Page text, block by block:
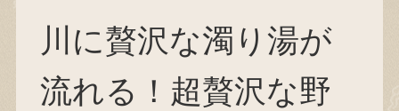
川に贅沢な濁り湯が
流れる！超贅沢な野